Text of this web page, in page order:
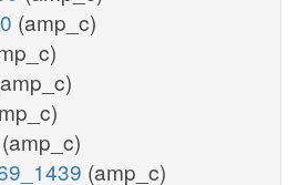
(amp_c)
(amp_c)
(amp_c)